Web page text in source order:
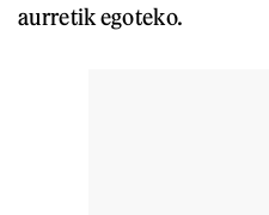
aurretik egoteko.